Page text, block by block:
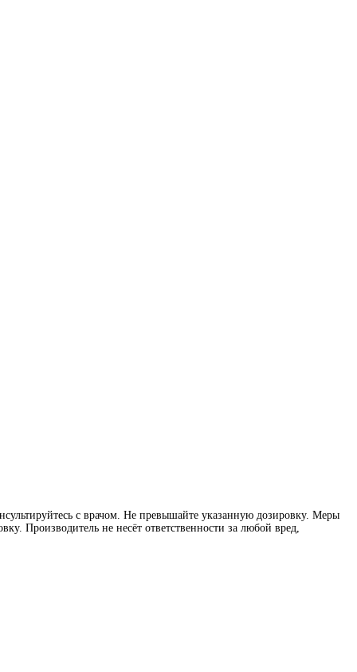
с врачом. Не превышайте указанную дозировку. Меры
Производитель не несёт ответственности за любой вред,